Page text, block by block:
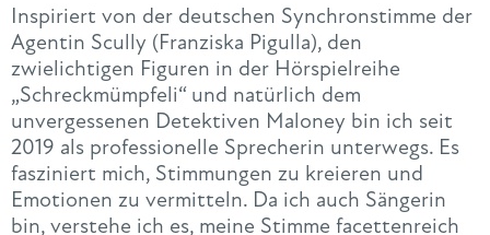
Inspiriert von der deutschen Synchronstimme der
Agentin Scully (Franziska Pigulla), den
zwielichtigen Figuren in der Hörspielreihe
„Schreckmümpfeli“ und natürlich dem
unvergessenen Detektiven Maloney bin ich seit
2019 als professionelle Sprecherin unterwegs. Es
fasziniert mich, Stimmungen zu kreieren und
Emotionen zu vermitteln. Da ich auch Sängerin
bin, verstehe ich es, meine Stimme facettenreich